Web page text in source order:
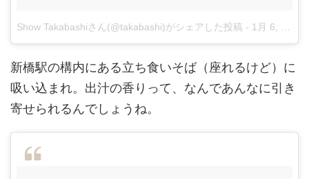
Show Takabashiさん(@takabashi)がシェアした投稿 - 1月 6, 2018 at 4:17午後 PST
新橋駅の構内にある立ち食いそば（座れるけど）に
吸い込まれ。出汁の香りって、なんであんなに引き
寄せられるんでしょうね。